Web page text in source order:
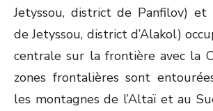
Jetyssou, district de Panfilov) et
de Jetyssou, district d’Alakol)
centrale sur la frontière avec la
zones frontalières sont
les montagnes de l’Altaï et au